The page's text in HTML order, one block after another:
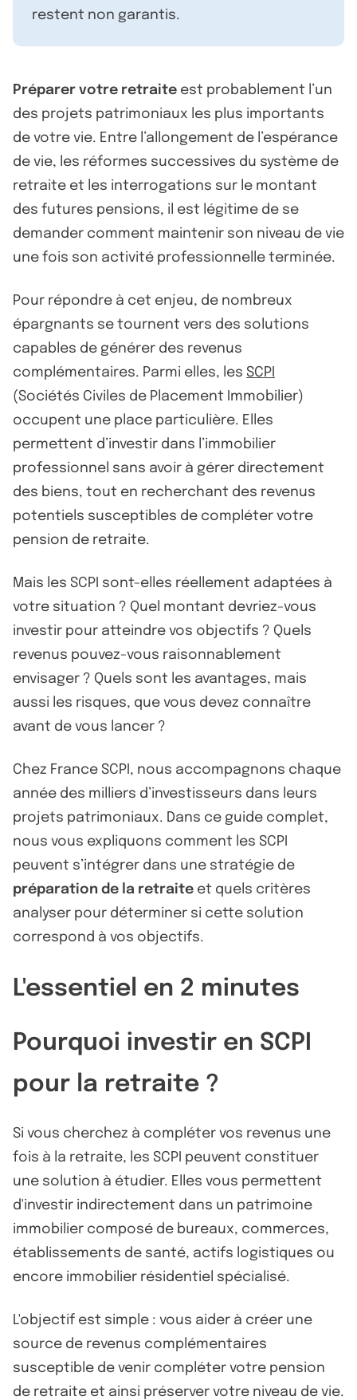
restent non garantis.
Préparer votre retraite est probablement l’un
des projets patrimoniaux les plus importants
de votre vie. Entre l’allongement de l’espérance
de vie, les réformes successives du système de
retraite et les interrogations sur le montant
des futures pensions, il est légitime de se
demander comment maintenir son niveau de vie
une fois son activité professionnelle terminée.
Pour répondre à cet enjeu, de nombreux
épargnants se tournent vers des solutions
capables de générer des revenus
complémentaires. Parmi elles, les SCPI
(Sociétés Civiles de Placement Immobilier)
occupent une place particulière. Elles
permettent d’investir dans l’immobilier
professionnel sans avoir à gérer directement
des biens, tout en recherchant des revenus
potentiels susceptibles de compléter votre
pension de retraite.
Mais les SCPI sont-elles réellement adaptées à
votre situation ? Quel montant devriez-vous
investir pour atteindre vos objectifs ? Quels
revenus pouvez-vous raisonnablement
envisager ? Quels sont les avantages, mais
aussi les risques, que vous devez connaître
avant de vous lancer ?
Chez France SCPI, nous accompagnons chaque
année des milliers d’investisseurs dans leurs
projets patrimoniaux. Dans ce guide complet,
nous vous expliquons comment les SCPI
peuvent s’intégrer dans une stratégie de
préparation de la retraite et quels critères
analyser pour déterminer si cette solution
correspond à vos objectifs.
L'essentiel en 2 minutes
Pourquoi investir en SCPI
pour la retraite ?
Si vous cherchez à compléter vos revenus une
fois à la retraite, les SCPI peuvent constituer
une solution à étudier. Elles vous permettent
d'investir indirectement dans un patrimoine
immobilier composé de bureaux, commerces,
établissements de santé, actifs logistiques ou
encore immobilier résidentiel spécialisé.
L'objectif est simple : vous aider à créer une
source de revenus complémentaires
susceptible de venir compléter votre pension
de retraite et ainsi préserver votre niveau de vie.